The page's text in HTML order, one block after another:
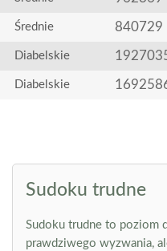
Średnie 840729
Diabelskie
Diabelskie
Sudoku trudne
Sudoku trudne to poziom
prawdziwego wyzwania,